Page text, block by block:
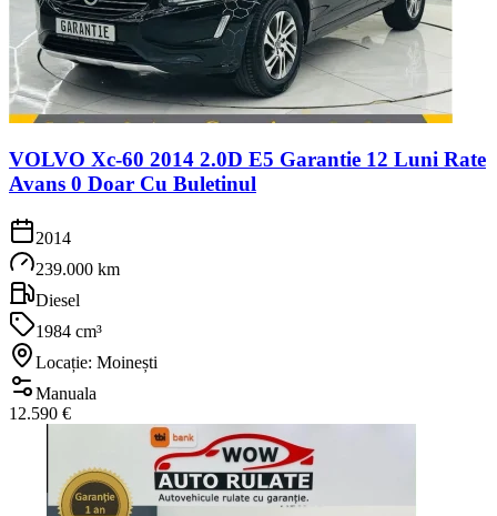
VOLVO Xc-60 2014 2.0D E5 Garantie 12 Luni Rate
Avans 0 Doar Cu Buletinul
2014
239.000 km
Diesel
1984 cm³
Locație: Moinești
Manuala
12.590 €